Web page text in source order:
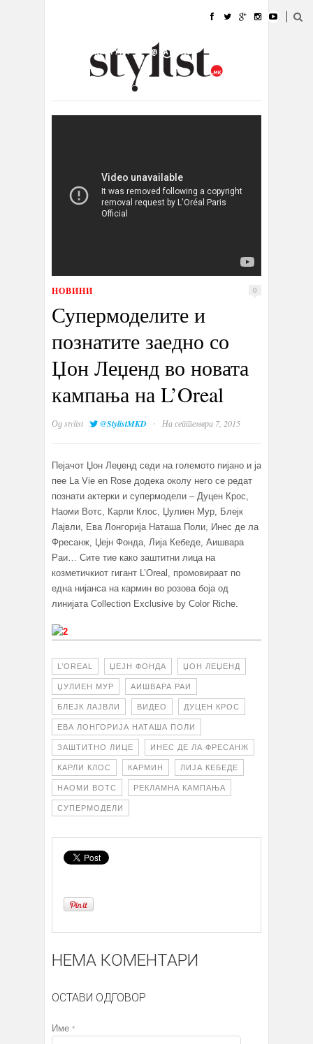
УБАВИНА
КУЛТУРА @РАБОТА
ИЗЛОГ
НОВИНИ 0
Супермоделите и
познатите заедно со
Џон Леџенд во новата
кампања на L’Oreal
Одstylist @StylistMKD · На септември 7, 2015
Пејачот Џон Леџенд седи на големото пијано и ја
пее La Vie en Rose додека околу него се редат
познати актерки и супермодели – Дуцен Крос,
Наоми Вотс, Карли Клос, Џулиен Мур, Блејк
Лајвли, Ева Лонгорија Наташа Поли, Инес де ла
Фресанж, Џејн Фонда, Лија Кебеде, Аишвара
Раи… Сите тие како заштитни лица на
козметичкиот гигант L’Oreal, промовираат по
една нијанса на кармин во розова боја од
линијата Collection Exclusive by Color Riche.
L’OREAL ЏЕЈН ФОНДА ЏОН ЛЕЏЕНД
ЏУЛИЕН МУР АИШВАРА РАИ
БЛЕЈК ЛАЈВЛИ ВИДЕО ДУЦЕН КРОС
ЕВА ЛОНГОРИЈА НАТАША ПОЛИ
ЗАШТИТНО ЛИЦЕ ИНЕС ДЕ ЛА ФРЕСАНЖ
КАРЛИ КЛОС КАРМИН ЛИЈА КЕБЕДЕ
НАОМИ ВОТС РЕКЛАМНА КАМПАЊА
СУПЕРМОДЕЛИ
НЕМА КОМЕНТАРИ
ОСТАВИ ОДГОВОР
Име *